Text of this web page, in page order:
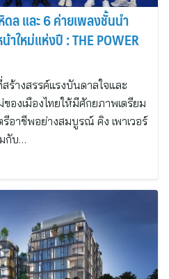
ล และ 6 ค่ายเพลงชั้นนำ
ใหม่แห่งปี : THE POWER
างสรรค์แรงบันดาลใจและ
องเมืองไทยให้มีศักยภาพเตรียม
อาชีพอย่างสมบูรณ์ คิง เพาเวอร์
กับ…